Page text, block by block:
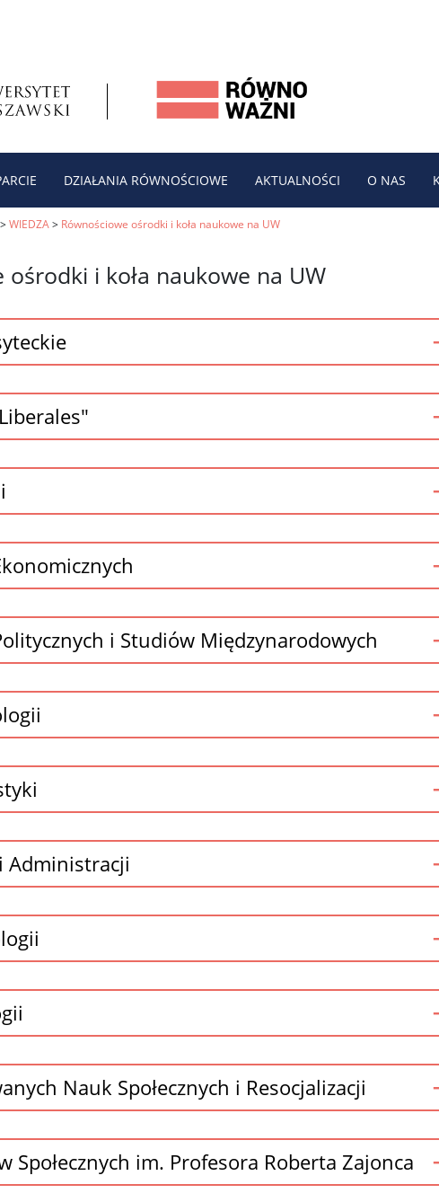
DZIAŁANIA RÓWNOŚCIOWE AKTUALNOŚCI O NAS
>WIEDZA> Równościowe ośrodki i koła naukowe na UW
ośrodki i koła naukowe na UW
i Studiów Międzynarodowych
Administracji
Nauk Społecznych i Resocjalizacji
Społecznych im. Profesora Roberta Zajonca